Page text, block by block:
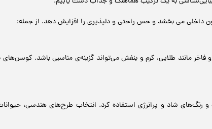
داخلی می بخشد و حس راحتی و دلپذیری را افزایش دهد. از جمله:
مانند طلایی، کرم و بنفش می‌تواند گزینه‌ی مناسبی باشد.
شاد و پرانرژی استفاده کرد. انتخاب طرح‌های هندسی،